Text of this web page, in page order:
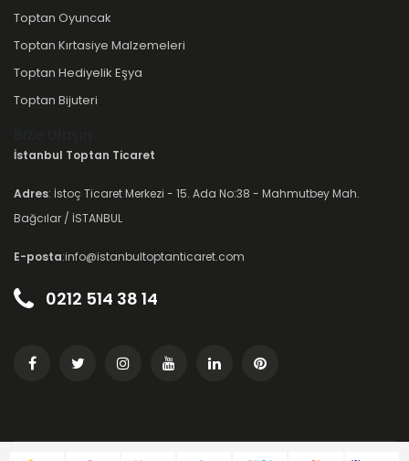
Toptan Oyuncak
Toptan Kırtasiye Malzemeleri
Toptan Hediyelik Eşya
Toptan Bijuteri
İstanbul Toptan Ticaret
Adres: İstoç Ticaret Merkezi - 15. Ada No:38 - Mahmutbey Mah.
Bağcılar / İSTANBUL
E-posta:info@istanbultoptanticaret.com
0212 514 38 14